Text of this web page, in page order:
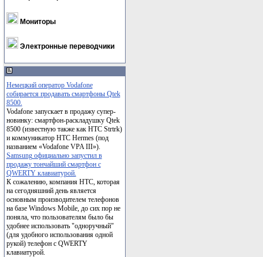
Мониторы
Электронные переводчики
Немецкий оператор Vodafone
собирается продавать смартфоны Qtek
8500.
Vodafone запускает в продажу супер-
новинку: смартфон-раскладушку Qtek
8500 (известную также как HTC Strtrk)
и коммуникатор HTC Hermes (под
названием «Vodafone VPA III»).
Samsung официально запустил в
продажу тончайший смартфон с
QWERTY клавиатурой.
К сожалению, компания НТС, которая
на сегодняшний день является
основным производителем телефонов
на базе Windows Mobile, до сих пор не
поняла, что пользователям было бы
удобнее использовать "одноручный"
(для удобного использования одной
рукой) телефон с QWERTY
клавиатурой.